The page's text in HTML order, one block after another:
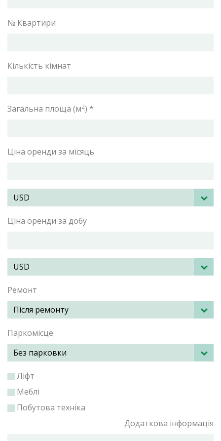
№ Квартири
Кількість кімнат
Загальна площа (м2) *
Ціна оренди за місяць
Ціна оренди за добу
Ремонт
Паркомісце
Ліфт
Меблі
Побутова техніка
Додаткова інформація